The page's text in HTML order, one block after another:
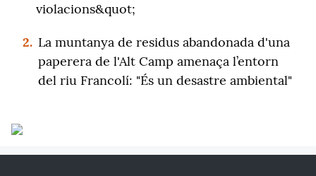
violacions&quot;
2. La muntanya de residus abandonada d'una
paperera de l'Alt Camp amenaça l’entorn
del riu Francolí: "És un desastre ambiental"